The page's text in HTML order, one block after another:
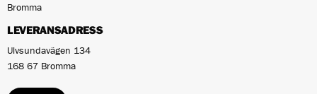
Bromma
LEVERANSADRESS
Ulvsundavägen 134
168 67 Bromma